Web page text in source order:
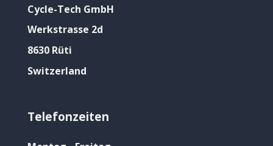
Cycle-Tech GmbH
Werkstrasse 2d
8630 Rüti
Switzerland
Telefonzeiten